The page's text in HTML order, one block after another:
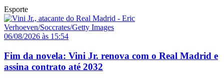
Esporte
06/08/2026 às 15:54
Fim da novela: Vini Jr. renova com o Real Madrid e
assina contrato até 2032